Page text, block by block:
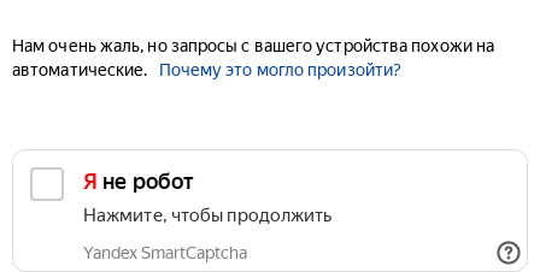
Нам очень жаль, но запросы с вашего устройства похожи на
автоматические.
Почему это могло произойти?
Я не робот
Нажмите, чтобы продолжить
Yandex SmartCaptcha